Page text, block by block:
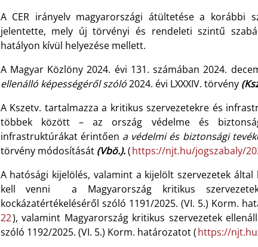
A CER irányelv magyarországi átültetése a korábbi
jelentette, mely új törvényi és rendeleti szintű
hatályon kívül helyezése mellett.
A Magyar Közlöny 2024. évi 131. számában 2024.
ellenálló képességéről szóló2024. évi LXXXIV. törvény
A Kszetv. tartalmazza a kritikus szervezetekre és
többek között – az ország védelme és
infrastruktúrákat érintően a védelmi és biztonsági
törvény módosítását (Vbö.).(https://njt.hu/jogszabaly/
A hatósági kijelölés, valamint a kijelölt szervezetek
kell venni a Magyarország kritikus
kockázatértékeléséről szóló 1191/2025. (VI. 5.) Korm.
22), valamint Magyarország kritikus szervezetek
szóló 1192/2025. (VI. 5.) Korm. határozatot (https://